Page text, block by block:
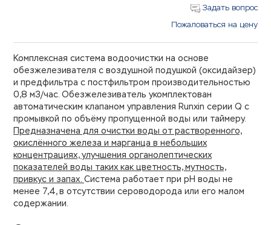
Задать вопрос
Пожаловаться на цену
Комплексная система водоочистки на основе
обезжелезивателя с воздушной подушкой (оксидайзер)
и предфильтра с постфильтром производительностью
0,8 м3/час. Обезжелезиватель укомплектован
автоматическим клапаном управления Runxin серии Q с
промывкой по объёму пропущенной воды или таймеру.
Предназначена для очистки воды от растворенного,
окислённого железа и марганца в небольших
концентрациях, улучшения органолептических
показателей воды таких как цветность, мутность,
привкус и запах. Система работает при рН воды не
менее 7,4, в отсутствии сероводорода или его малом
содержании.